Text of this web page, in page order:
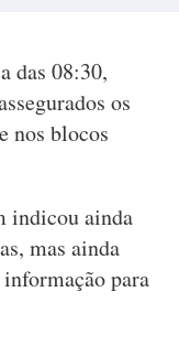
das 08:30,
os
nos blocos
indicou ainda
mas ainda
para